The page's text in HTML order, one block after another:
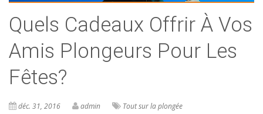
Quels Cadeaux Offrir À Vos
Amis Plongeurs Pour Les
Fêtes?
déc. 31, 2016 admin
Tout sur la plongée